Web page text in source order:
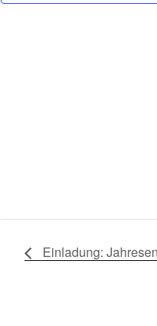
Einladung: